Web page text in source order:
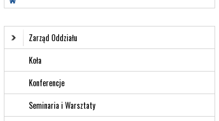
Zarząd Oddziału
Koła
Konferencje
Seminaria i Warsztaty